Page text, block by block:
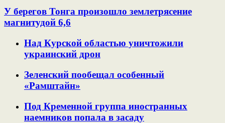
У берегов Тонга произошло землетрясение
магнитудой 6,6
Над Курской областью уничтожили
украинский дрон
Зеленский пообещал особенный
«Рамштайн»
Под Кременной группа иностранных
наемников попала в засаду